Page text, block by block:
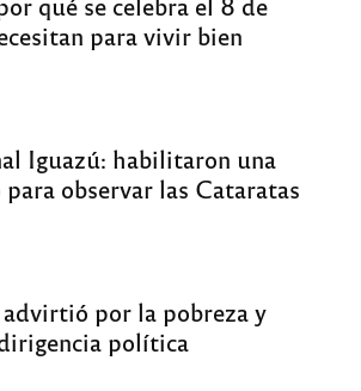
para vivir bien
Iguazú: habilitaron una
para observar las Cataratas
por la pobreza y
política